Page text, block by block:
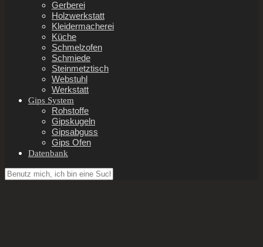
Gerberei
Holzwerkstatt
Kleidermacherei
Küche
Schmelzofen
Schmiede
Steinmetztisch
Webstuhl
Werkstatt
Gips System
Rohstoffe
Gipskugeln
Gipsabguss
Gips Ofen
Datenbank